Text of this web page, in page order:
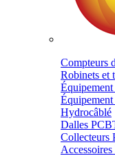
Compteurs
Robinets et
Hydrocâblé
Dalles
Collecteurs